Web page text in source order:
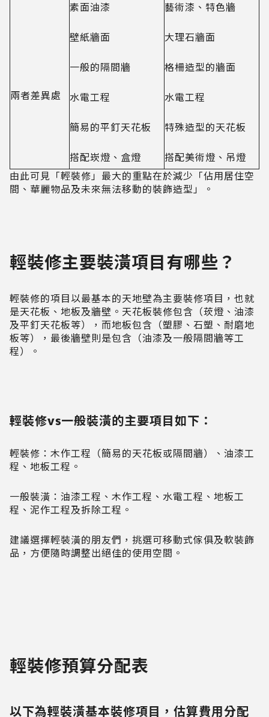
兩者差異處
素面油漆
壁紙牆面
一般的隔間牆
水電工程
簡易的平釘天花板
搭配崁燈、盒燈
藝術漆、特色牆
大理石牆面
格柵造型的牆面
水電工程
特殊造型的天花板
搭配美術燈、吊燈
由此可見「輕裝修」最大的重點在於減少「佔用居住空
間、華麗物品及未來無法移動的裝飾造型」。
輕裝修主要裝潢項目有哪些？
輕裝修的項目以最基本的天地壁為主要裝修項目，也就
是天花板、地板及牆壁。天花板裝修包含（莰燈、油漆
及平釘天花板等），而地板包含（塑膠、石塑、耐磨地
板等），最後牆壁則是包含（油漆及一般隔間牆等工
程）。
輕裝修vs一般裝潢的主要項目如下：
輕裝修：木作工程（簡易的天花板或隔間牆）、油漆工
程、地板工程。
一般裝潢：油漆工程、木作工程、水電工程、地板工
程、泥作工程及拆除工程。
建議選擇輕裝潢的朋友們，挑選可移動式傢俱及軟裝飾
品，方便隨時調整出絕佳的使用空間。
輕裝修預算分配表
以下為輕裝潢基本裝修項目，估算費用分配